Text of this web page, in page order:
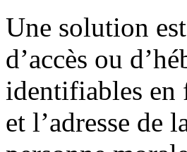
Une solution
d’accès ou
identifiables en
et l’adresse de